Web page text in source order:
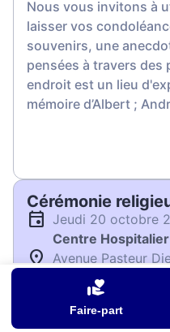
Faire-part
Nous vous invitons à
laisser vos
souvenirs, une
pensées à travers des
endroit est un lieu
mémoire d’Albert ;
Cérémonie
jeudi 20 octobre
Centre
Avenue Pasteur
76200 Dieppe